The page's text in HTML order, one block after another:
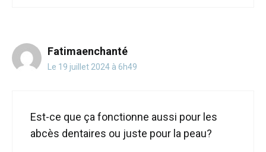
Fatimaenchanté
Le 19 juillet 2024 à 6h49
Est-ce que ça fonctionne aussi pour les
abcès dentaires ou juste pour la peau?